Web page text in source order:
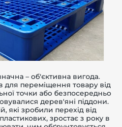
– об'єктивна вигода.
для переміщення товару від
точки або безпосередньо
дерев'яні піддони.
які зробили перехід від
зростає з року в